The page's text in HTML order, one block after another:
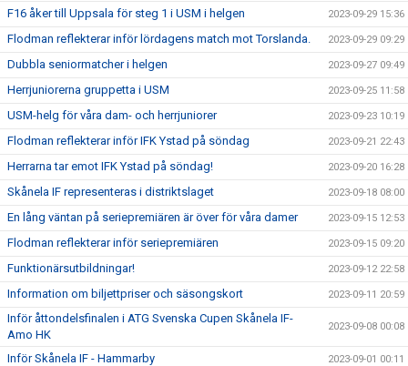
F16 åker till Uppsala för steg 1 i USM i helgen 2023-09-29 15:36
Flodman reflekterar inför lördagens match mot Torslanda. 2023-09-29 09:29
Dubbla seniormatcher i helgen 2023-09-27 09:49
Herrjuniorerna gruppetta i USM 2023-09-25 11:58
USM-helg för våra dam- och herrjuniorer 2023-09-23 10:19
Flodman reflekterar inför IFK Ystad på söndag 2023-09-21 22:43
Herrarna tar emot IFK Ystad på söndag! 2023-09-20 16:28
Skånela IF representeras i distriktslaget 2023-09-18 08:00
En lång väntan på seriepremiären är över för våra damer 2023-09-15 12:53
Flodman reflekterar inför seriepremiären 2023-09-15 09:20
Funktionärsutbildningar! 2023-09-12 22:58
Information om biljettpriser och säsongskort 2023-09-11 20:59
Inför åttondelsfinalen i ATG Svenska Cupen Skånela IF-
Amo HK
2023-09-08 00:08
Inför Skånela IF - Hammarby 2023-09-01 00:11